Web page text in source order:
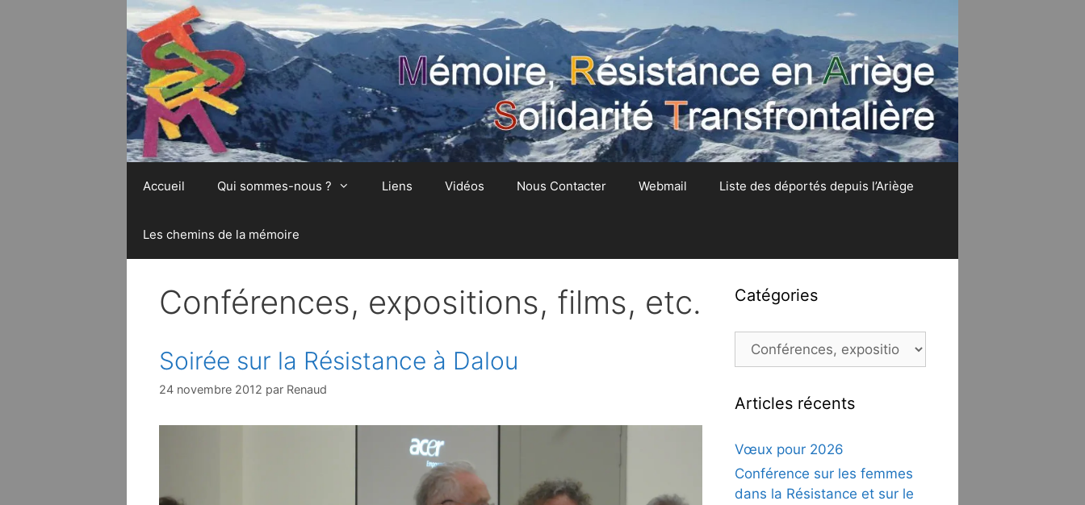
Accueil Qui sommes-nous ? Liens Vidéos Nous Contacter Webmail Liste des déportés depuis l’Ariège
Les chemins de la mémoire
Conférences, expositions, films, etc.
Soirée sur la Résistance à Dalou
24 novembre 2012 par Renaud
Catégories
Catégories
Articles récents
Vœux pour 2026
Conférence sur les femmes
dans la Résistance et sur le